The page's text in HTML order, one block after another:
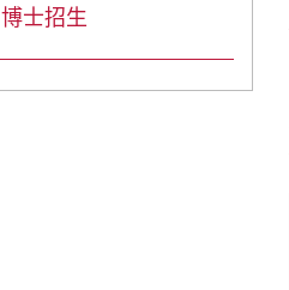
博士招生